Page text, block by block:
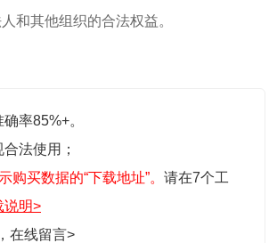
和其他组织的合法权益。
确率85%+。
法使用；
买数据的“下载地址”。 请在7个工
说明>
在线留言>